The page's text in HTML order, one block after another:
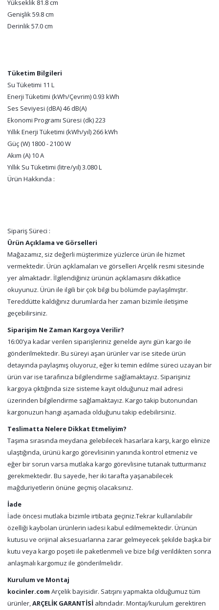
Yükseklik 81.8 cm
Genişlik 59.8 cm
Derinlik 57.0 cm
Tüketim Bilgileri
Su Tüketimi 11 L
Enerji Tüketimi (kWh/Çevrim) 0.93 kWh
Ses Seviyesi (dBA) 46 dB(A)
Ekonomi Programı Süresi (dk) 223
Yıllık Enerji Tüketimi (kWh/yıl) 266 kWh
Güç (W) 1800 - 2100 W
Akım (A) 10 A
Yıllık Su Tüketimi (litre/yıl) 3.080 L
Ürün Hakkında :
Sipariş Süreci :
Ürün Açıklama ve Görselleri
Mağazamız, siz değerli müşterimize yüzlerce ürün ile hizmet
vermektedir. Ürün açıklamaları ve görselleri Arçelik resmi sitesinde
yer almaktadır. İlgilendiğiniz ürünün açıklamasını dikkatlice
okuyunuz. Ürün ile ilgili bir çok bilgi bu bölümde paylaşılmıştır.
Tereddütte kaldığınız durumlarda her zaman bizimle iletişime
geçebilirsiniz.
Siparişim Ne Zaman Kargoya Verilir?
16:00'ya kadar verilen siparişleriniz genelde aynı gün kargo ile
gönderilmektedir. Bu süreyi aşan ürünler var ise sitede ürün
detayında paylaşmış oluyoruz, eğer ki temin edilme süreci uzayan bir
ürün var ise tarafınıza bilgilendirme sağlamaktayız. Siparişiniz
kargoya çıktığında size sisteme kayıt olduğunuz mail adresi
üzerinden bilgilendirme sağlamaktayız. Kargo takip butonundan
kargonuzun hangi aşamada olduğunu takip edebilirsiniz.
Teslimatta Nelere Dikkat Etmeliyim?
Taşıma sırasında meydana gelebilecek hasarlara karşı, kargo elinize
ulaştığında, ürünü kargo görevlisinin yanında kontrol etmeniz ve
eğer bir sorun varsa mutlaka kargo görevlisine tutanak tutturmanız
gerekmektedir. Bu sayede, her iki tarafta yaşanabilecek
mağduriyetlerin önüne geçmiş olacaksınız.
İade
İade öncesi mutlaka bizimle irtibata geçiniz.Tekrar kullanılabilir
özelliği kaybolan ürünlerin iadesi kabul edilmemektedir. Ürünün
kutusu ve orijinal aksesuarlarına zarar gelmeyecek şekilde başka bir
kutu veya kargo poşeti ile paketlenmeli ve bize bilgi verildikten sonra
anlaşmalı kargomuz ile gönderilmelidir.
Kurulum ve Montaj
kocinler.com Arçelik bayisidir. Satışını yapmakta olduğumuz tüm
ürünler,ARÇELİK GARANTİSİ altındadır. Montaj/kurulum gerektiren